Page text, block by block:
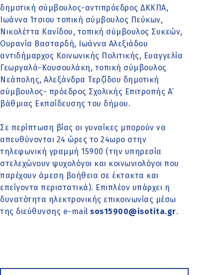
δημοτική σύμβουλος-αντιπρόεδρος ΔΚΚΠΑ,
Ιωάννα Ίτσιου τοπική σύμβουλος Πεύκων,
Νικολέττα Κανίδου, τοπική σύμβουλος Συκεών,
Ουρανία Βασταρδή, Ιωάννα Αλεξιάδου
αντιδήμαρχος Κοινωνικής Πολιτικής, Ευαγγελία
Γεωργαλά-Κουσουλάκη, τοπική σύμβουλος
Νεάπολης, Αλεξάνδρα Τερζίδου δημοτική
σύμβουλος- πρόεδρος Σχολικής Επιτροπής Α’
βάθμιας Εκπαίδευσης του δήμου.
Σε περίπτωση βίας οι γυναίκες μπορούν να
απευθύνονται 24 ώρες το 24ωρο στην
τηλεφωνική γραμμή 15900 (την υπηρεσία
στελεχώνουν ψυχολόγοι και κοινωνιολόγοι που
παρέχουν άμεση βοήθεια σε έκτακτα και
επείγοντα περιστατικά). Επιπλέον υπάρχει η
δυνατότητα ηλεκτρονικής επικοινωνίας μέσω
της διεύθυνσης e-mail sos15900@isotita.gr.